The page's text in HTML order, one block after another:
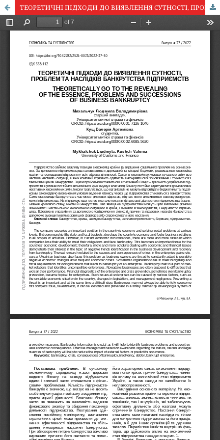
ТЕОРЕТИЧНІ ПІДХОДИ ДО ВИЯВЛЕННЯ СУТНОСТІ, ПРОБЛЕМ ТА НАСЛІДКІВ БАНКРУТСТВА ПІДПРИЄМСТВ